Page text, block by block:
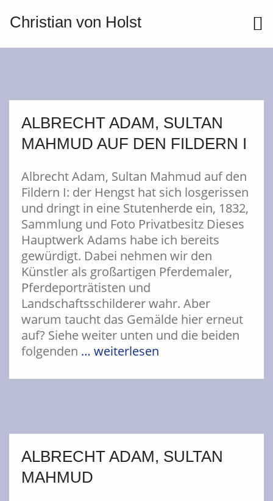
Christian von Holst
ALBRECHT ADAM, SULTAN
MAHMUD AUF DEN FILDERN I
Albrecht Adam, Sultan Mahmud auf den
Fildern I: der Hengst hat sich losgerissen
und dringt in eine Stutenherde ein, 1832,
Sammlung und Foto Privatbesitz Dieses
Hauptwerk Adams habe ich bereits
gewürdigt. Dabei nehmen wir den
Künstler als großartigen Pferdemaler,
Pferdeporträtisten und
Landschaftsschilderer wahr. Aber
warum taucht das Gemälde hier erneut
auf? Siehe weiter unten und die beiden
folgenden … weiterlesen
ALBRECHT ADAM, SULTAN
MAHMUD